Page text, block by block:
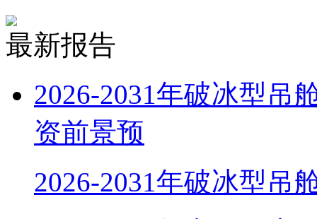
最新报告
2026-2031年破冰型吊
资前景预
2026-2031年破冰型吊